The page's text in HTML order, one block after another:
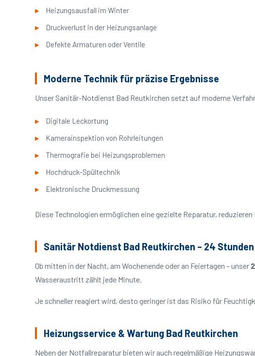
Heizungsausfall im Winter
Druckverlust in der Heizungsanlage
Defekte Armaturen oder Ventile
Moderne Technik für präzise Ergebnisse
Unser Sanitär-Notdienst Bad Reutkirchen setzt auf moderne
Digitale Leckortung
Kamerainspektion von Rohrleitungen
Thermografie bei Heizungsproblemen
Hochdruck-Spültechnik
Elektronische Druckmessung
Diese Technologien ermöglichen eine gezielte Reparatur,
Sanitär Notdienst Bad Reutkirchen – 24
Ob mitten in der Nacht, am Wochenende oder an Feiertagen – unser
Wasseraustritt zählt jede Minute.
Je schneller reagiert wird, desto geringer ist das Risiko für
Heizungsservice & Wartung Bad Reutkirchen
Neben der Notfallreparatur bieten wir auch regelmäßige